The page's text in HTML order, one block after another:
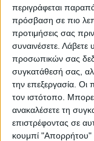
περιγράφεται
πρόσβαση σε πιο
προτιμήσεις σας
συναινέσετε. Λάβετε
προσωπικών σας
συγκατάθεσή σας,
την επεξεργασία. Οι
τον ιστότοπο.
ανακαλέσετε τη
επιστρέφοντας σε
κουμπί "Απορρήτου"
Η Αρχαιότερη
ΠΑΡΟΜΟΙΑ